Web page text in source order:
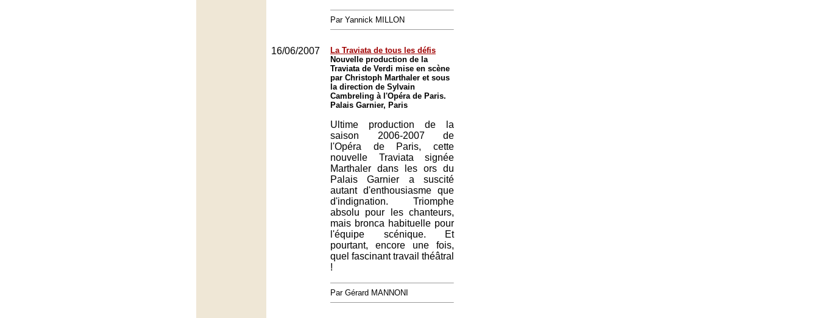
Par Yannick MILLON
16/06/2007
La Traviata de tous les défis
Nouvelle production de la
Traviata de Verdi mise en scène
par Christoph Marthaler et sous
la direction de Sylvain
Cambreling à l'Opéra de Paris.
Palais Garnier, Paris
Ultime production de la
saison 2006-2007 de
l'Opéra de Paris, cette
nouvelle Traviata signée
Marthaler dans les ors du
Palais Garnier a suscité
autant d'enthousiasme que
d'indignation. Triomphe
absolu pour les chanteurs,
mais bronca habituelle pour
l'équipe scénique. Et
pourtant, encore une fois,
quel fascinant travail théâtral
!
Par Gérard MANNONI